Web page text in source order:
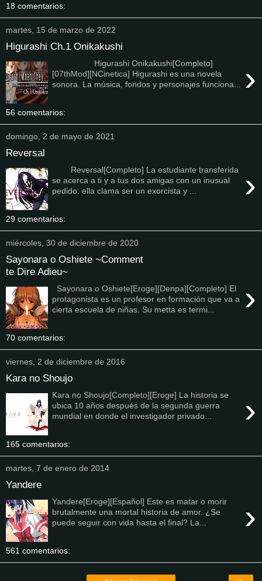
18 comentarios:
martes, 15 de marzo de 2022
Higurashi Ch.1 Onikakushi
›
Higurashi Onikakushi[Completo]
[07thMod][NCinetica] Higurashi es una novela
sonora. La música, fondos y personajes funciona...
56 comentarios:
domingo, 2 de mayo de 2021
Reversal
›
Reversal[Completo] La estudiante transferida
se acerca a ti y a tus dos amigas con un inusual
pedido: ella clama ser un exorcista y ...
29 comentarios:
miércoles, 30 de diciembre de 2020
Sayonara o Oshiete ~Comment
te Dire Adieu~
›
Sayonara o Oshiete[Eroge][Denpa][Completo] El
protagonista es un profesor en formación que va a
cierta escuela de niñas. Su metta es termi...
70 comentarios:
viernes, 2 de diciembre de 2016
Kara no Shoujo
›
Kara no Shoujo[Completo][Eroge] La historia se
ubica 10 años después de la segunda guerra
mundial en donde el investigador privado...
165 comentarios:
martes, 7 de enero de 2014
Yandere
›
Yandere[Eroge][Español] Este es matar o morir
brutalmente una mortal historia de amor. ¿Se
puede seguir con vida hasta el final? La...
561 comentarios: